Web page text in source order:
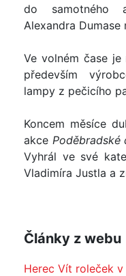
do samotného
Alexandra Dumase
Ve volném čase
především
lampy z pečicího
Koncem měsíce
akce Poděbradské
Vyhrál ve své
Vladimíra Justla a
Články z webu
Herec Vít roleček